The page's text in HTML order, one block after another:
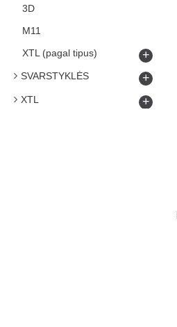
3D
M11
XTL (pagal tipus)
+
SVARSTYKLĖS +
XTL +